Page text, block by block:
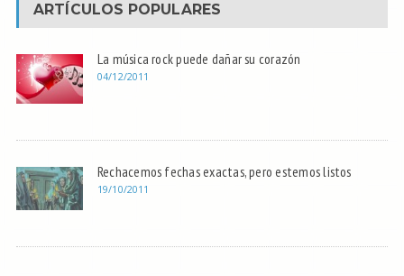
ARTÍCULOS POPULARES
La música rock puede dañar su corazón
04/12/2011
Rechacemos fechas exactas, pero estemos listos
19/10/2011